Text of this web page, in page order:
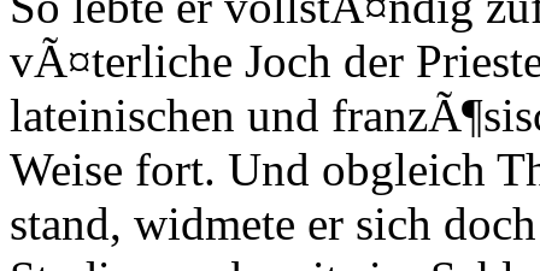
vÃ¤terliche Joch der
lateinischen und
Weise fort. Und obgleich
stand, widmete er sich